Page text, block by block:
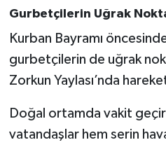
Gurbetçilerin Uğrak
Kurban Bayramı
gurbetçilerin de uğrak
Zorkun Yaylası’nda
Doğal ortamda vakit
vatandaşlar hem serin